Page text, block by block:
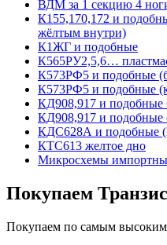
ВДМ за 1 секцию 4
К155,170,172 и
жёлтым внутри)
К1ЖГ и подобные
К565РУ2,5,6…
К573РФ5 и подобные
К573РФ5 и подобные
КД908,917 и подобные
КД908,917 и подобные
КДС628А и подобные
КТС613 желтое дно
Микросхемы
Покупаем
Покупаем по самым